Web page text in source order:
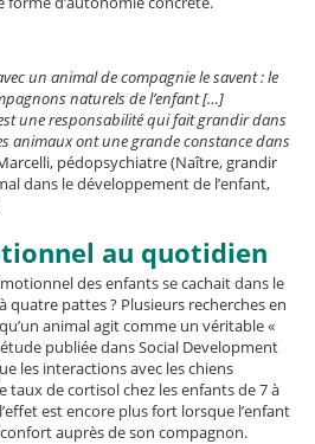
un animal de compagnie le savent : le
naturels de l’enfant […]
une responsabilité qui fait grandir dans
animaux ont une grande constance dans
pédopsychiatre (Naître, grandir
dans le développement de l’enfant,
au quotidien
des enfants se cachait dans le
quatre pattes ? Plusieurs recherches en
animal agit comme un véritable «
publiée dans Social Development
les interactions avec les chiens
taux de cortisol chez les enfants de 7 à
est encore plus fort lorsque l’enfant
auprès de son compagnon.